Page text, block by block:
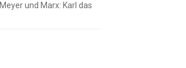
Meyer und Marx: Karl das